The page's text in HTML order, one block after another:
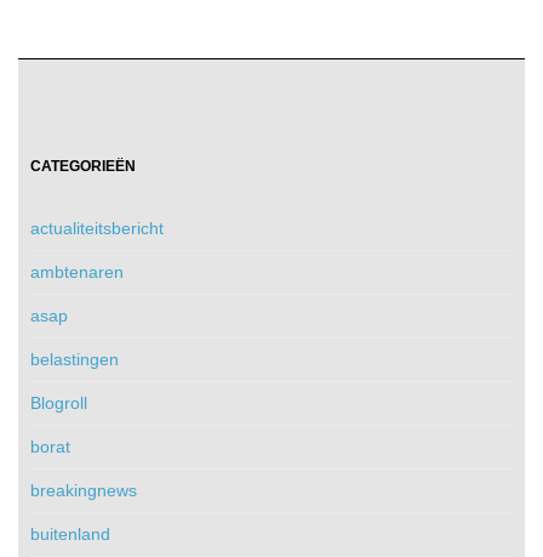
CATEGORIEËN
actualiteitsbericht
ambtenaren
asap
belastingen
Blogroll
borat
breakingnews
buitenland